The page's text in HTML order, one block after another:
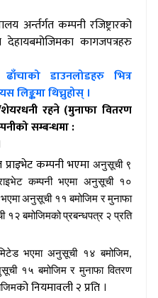
अर्न्तर्गत कम्पनी रजिष्ट्रारको
कागजपत्रहरु
डाउनलोडहरु भित्र
लिङ्कमा थिच्नुहोस् ।
रहने (मुनाफा वितरण
सम्बन्धमा :
कम्पनी भएमा अनुसूची ९
कम्पनी भएमा अनुसूची १०
अनुसूची ११ बमोजिम र मुनाफा
१२ बमोजिमको प्रबन्धपत्र २ प्रति
भएमा अनुसूची १४ बमोजिम,
१५ बमोजिम र मुनाफा वितरण
को नियमावली २ प्रति ।